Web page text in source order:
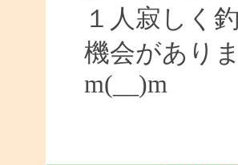
１人寂しく
機会があり
m(__)m